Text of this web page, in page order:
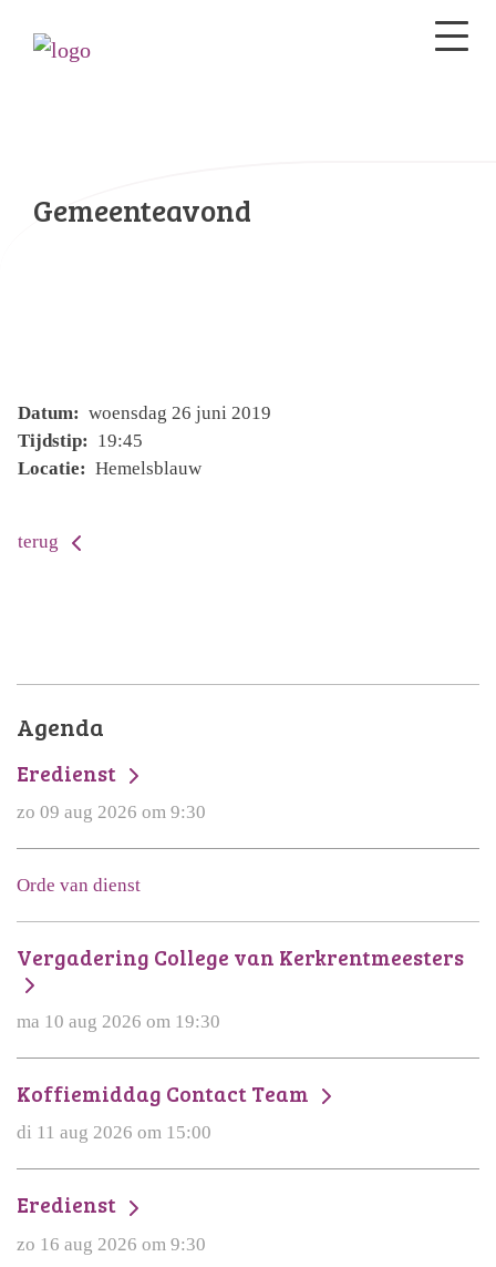
Gemeenteavond
Datum: woensdag 26 juni 2019
Tijdstip: 19:45
Locatie: Hemelsblauw
terug
Agenda
Eredienst
zo 09 aug 2026 om 9:30
Orde van dienst
Vergadering College van Kerkrentmeesters
ma 10 aug 2026 om 19:30
Koffiemiddag Contact Team
di 11 aug 2026 om 15:00
Eredienst
zo 16 aug 2026 om 9:30